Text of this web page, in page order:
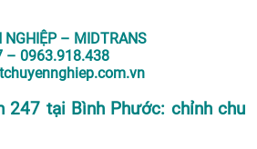
NGHIỆP – MIDTRANS
– 0963.918.438
247 tại Bình Phước: chỉnh chu